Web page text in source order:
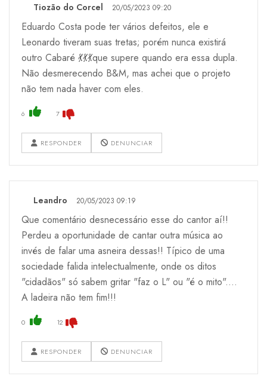
Tiozão do Corcel 20/05/2023 09:20
Eduardo Costa pode ter vários defeitos, ele e
Leonardo tiveram suas tretas; porém nunca existirá
outro Cabaré 💃💃💃que supere quando era essa dupla.
Não desmerecendo B&M, mas achei que o projeto
não tem nada haver com eles.
6 7
RESPONDER DENUNCIAR
Leandro 20/05/2023 09:19
Que comentário desnecessário esse do cantor aí!!
Perdeu a oportunidade de cantar outra música ao
invés de falar uma asneira dessas!! Típico de uma
sociedade falida intelectualmente, onde os ditos
"cidadãos" só sabem gritar "faz o L" ou "é o mito"....
A ladeira não tem fim!!!
0 12
RESPONDER DENUNCIAR